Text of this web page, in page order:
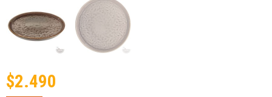
$2.490